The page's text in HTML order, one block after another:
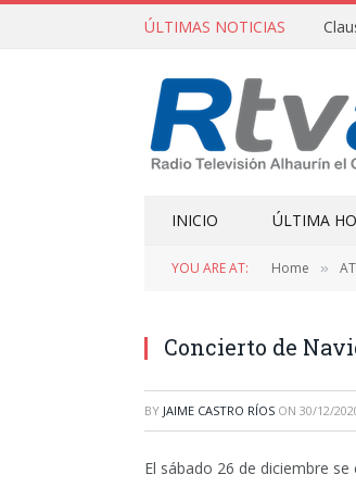
ÚLTIMAS NOTICIAS
INICIO ÚLTIMA
YOU ARE AT: Home »
Concierto de
BY JAIME CASTRO RÍOS ON 30/12/
El sábado 26 de diciembre